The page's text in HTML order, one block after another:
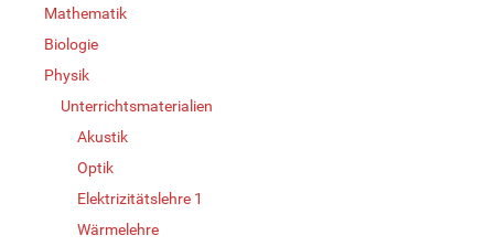
Mathematik
Biologie
Physik
Unterrichtsmaterialien
Akustik
Optik
Elektrizitätslehre 1
Wärmelehre